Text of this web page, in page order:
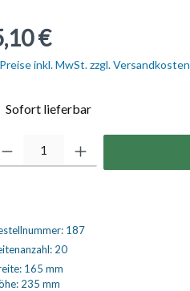
€
inkl. MwSt. zzgl. Versandkosten
Sofort lieferbar
187
20
165 mm
235 mm